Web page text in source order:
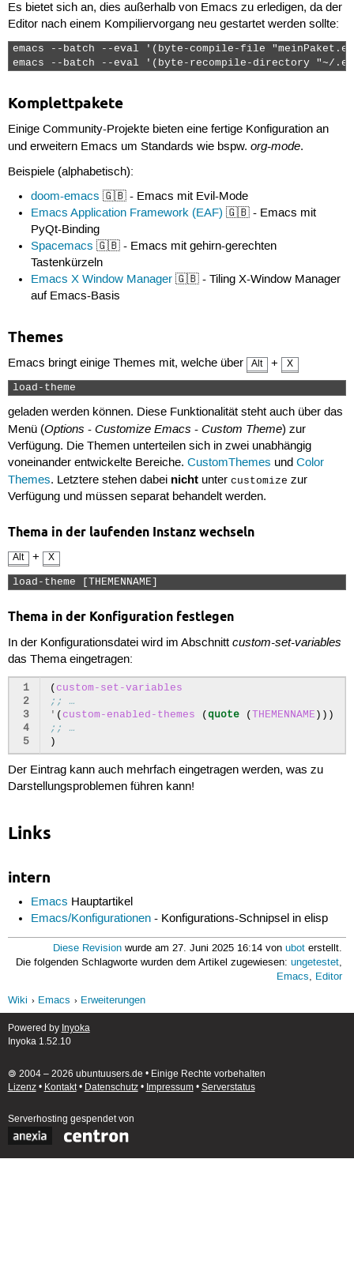
Es bietet sich an, dies außerhalb von Emacs zu erledigen, da der
Editor nach einem Kompiliervorgang neu gestartet werden sollte:
emacs --batch --eval '(byte-compile-file
emacs --batch --eval '(byte-recompile-directory "~/
Komplettpakete
Einige Community-Projekte bieten eine fertige Konfiguration an
und erweitern Emacs um Standards wie bspw. org-mode.
Beispiele (alphabetisch):
doom-emacs 🇬🇧 - Emacs mit Evil-Mode
Emacs Application Framework (EAF) 🇬🇧 - Emacs mit
PyQt-Binding
Spacemacs 🇬🇧 - Emacs mit gehirn-gerechten
Tastenkürzeln
Emacs X Window Manager 🇬🇧 - Tiling X-Window Manager
auf Emacs-Basis
Themes
Emacs bringt einige Themes mit, welche über Alt + X
load-theme
geladen werden können. Diese Funktionalität steht auch über das
Menü (Options - Customize Emacs - Custom Theme) zur
Verfügung. Die Themen unterteilen sich in zwei unabhängig
voneinander entwickelte Bereiche. CustomThemes und Color
Themes. Letztere stehen dabei nichtunter customize zur
Verfügung und müssen separat behandelt werden.
Thema in der laufenden Instanz wechseln
Alt + X
load-theme [THEMENNAME]
Thema in der Konfiguration festlegen
In der Konfigurationsdatei wird im Abschnitt custom-set-variables
das Thema eingetragen:
1
2
3
4
5
( custom-set-variables
;; …
' ( custom-enabled-themes ( quote ( THEMENNAME )))
;; …
)
Der Eintrag kann auch mehrfach eingetragen werden, was zu
Darstellungsproblemen führen kann!
Links
intern
Emacs Hauptartikel
Emacs/Konfigurationen - Konfigurations-Schnipsel in elisp
Diese Revision wurde am 27. Juni 2025 16:14 vonubot erstellt.
Die folgenden Schlagworte wurden dem Artikel zugewiesen:ungetestet,
Emacs, Editor
Wiki
Emacs Erweiterungen
Powered by Inyoka
Inyoka 1.52.10
🄯 2004 – 2026 ubuntuusers.de • Einige Rechte vorbehalten
Lizenz• Kontakt• Datenschutz• Impressum• Serverstatus
Serverhosting gespendet von